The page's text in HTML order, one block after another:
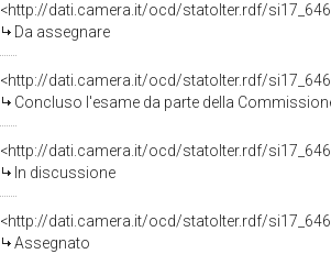
<http://dati.camera.it/ocd/statoIter.rdf/
Da assegnare
<http://dati.camera.it/ocd/statoIter.rdf/
Concluso l'esame da parte della
<http://dati.camera.it/ocd/statoIter.rdf/
In discussione
<http://dati.camera.it/ocd/statoIter.rdf/
Assegnato